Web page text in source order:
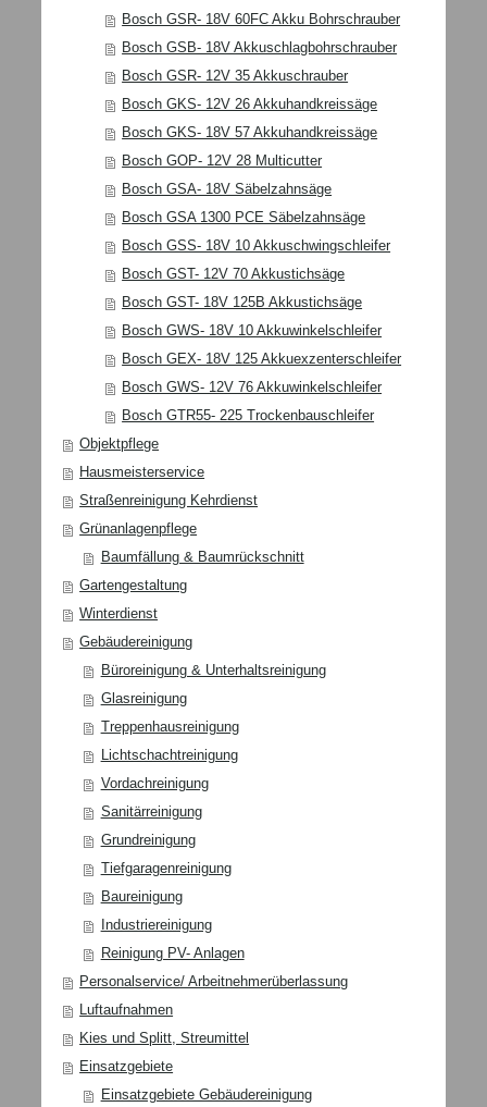
Bosch GSR- 18V 60FC Akku Bohrschrauber
Bosch GSB- 18V Akkuschlagbohrschrauber
Bosch GSR- 12V 35 Akkuschrauber
Bosch GKS- 12V 26 Akkuhandkreissäge
Bosch GKS- 18V 57 Akkuhandkreissäge
Bosch GOP- 12V 28 Multicutter
Bosch GSA- 18V Säbelzahnsäge
Bosch GSA 1300 PCE Säbelzahnsäge
Bosch GSS- 18V 10 Akkuschwingschleifer
Bosch GST- 12V 70 Akkustichsäge
Bosch GST- 18V 125B Akkustichsäge
Bosch GWS- 18V 10 Akkuwinkelschleifer
Bosch GEX- 18V 125 Akkuexzenterschleifer
Bosch GWS- 12V 76 Akkuwinkelschleifer
Bosch GTR55- 225 Trockenbauschleifer
Objektpflege
Hausmeisterservice
Straßenreinigung Kehrdienst
Grünanlagenpflege
Baumfällung & Baumrückschnitt
Gartengestaltung
Winterdienst
Gebäudereinigung
Büroreinigung & Unterhaltsreinigung
Glasreinigung
Treppenhausreinigung
Lichtschachtreinigung
Vordachreinigung
Sanitärreinigung
Grundreinigung
Tiefgaragenreinigung
Baureinigung
Industriereinigung
Reinigung PV- Anlagen
Personalservice/ Arbeitnehmerüberlassung
Luftaufnahmen
Kies und Splitt, Streumittel
Einsatzgebiete
Einsatzgebiete Gebäudereinigung